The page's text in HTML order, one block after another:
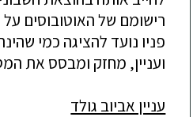
רישומם של האוטובוסים
פניו נועד להציגה כמי
ועניין, מחזק ומבסס את
עניין אביוב גולד